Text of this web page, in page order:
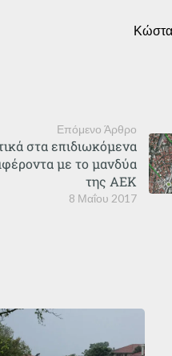
Επόμενο Άρθρο
8 Μαΐου 2017
στα επιδιωκόμενα
με το μανδύα
της ΑΕΚ